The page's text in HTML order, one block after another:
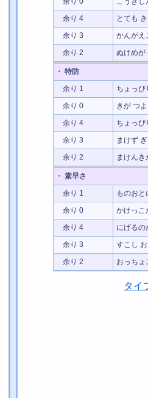
余り 4
とても
余り 3
かんがえ
余り 2
ぬけめが
・ 特防
余り 1
ちょっぴ
余り 0
きが つ
余り 4
ちょっぴ
余り 3
まけず
余り 2
まけん
・ 素早さ
余り 1
ものお
余り 0
かけっこ
余り 4
にげるの
余り 3
すこし
余り 2
おっちょ
タイ